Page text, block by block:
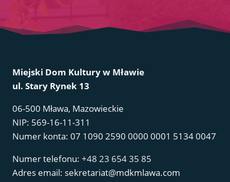
Miejski Dom Kultury w Mławie
ul. Stary Rynek 13
06-500 Mława, Mazowieckie
NIP: 569-16-11-311
Numer konta: 07 1090 2590 0000 0001 5134 0047
Numer telefonu: +48 23 654 35 85
Adres email: sekretariat@mdkmlawa.com